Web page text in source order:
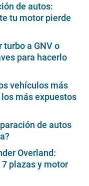
de autos:
tu motor pierde
a GNV o
para hacerlo
vehículos más
más expuestos
de autos
Overland:
7 plazas y motor